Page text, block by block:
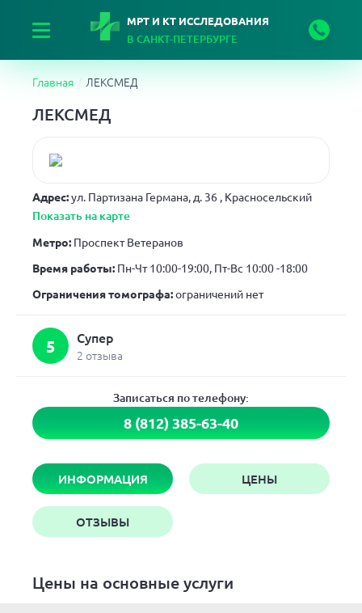
МРТ И КТ ИССЛЕДОВАНИЯ
В САНКТ-ПЕТЕРБУРГЕ
Главная ЛЕКСМЕД
ЛЕКСМЕД
Адрес:ул. Партизана Германа, д. 36 , Красносельский
Показать на карте
Метро: Проспект Ветеранов
Время работы: Пн-Чт 10:00-19:00, Пт-Вс 10:00 -18:00
Ограничения томографа:ограничений нет
5 Супер
2 отзыва
Записаться по телефону:
8 (812) 385-63-40
ИНФОРМАЦИЯ ЦЕНЫ
ОТЗЫВЫ
Цены на основные услуги